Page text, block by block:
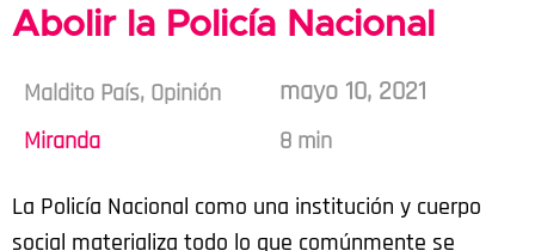
Abolir la Policía Nacional
Maldito País, Opinión mayo 10, 2021
Miranda 8 min
La Policía Nacional como una institución y cuerpo
social materializa todo lo que comúnmente se